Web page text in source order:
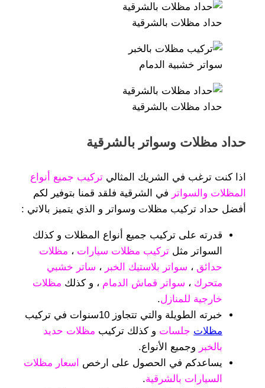
حداد مظلات بالشرقية
سواتر خشبية الدمام
حداد مظلات بالشرقية
حداد مظلات وسواتر بالشرقية
اذا كنت ترغب في الشريك المثالي تركيب جميع أنواع
المظلات والسواتر في الشرقية فلقد قمنا بتوفير لكم
أفضل حداد تركيب مظلات وسواتر و الذي يتميز بالاتي :
قدرته على تركيب جميع أنواع المظلات و كذلك
السواتر مثل تركيب مظلات سيارات ، مظلات
حدائق ، سواتر بلاستيك الخبر ، ساتر خشبي
متحرك ، سواتر قماش الدمام ، و كذلك مظلات
خارجية للمنازل.
خبرته الطويلة والتي تتجاوز 10سنوات في تركيب
مظلات جلسات و كذلك تركيب مظلات حديد
بالخبر وجميع الأنواع.
يساعدكم في الحصول على ارخص اسعار مظلات
السيارات بالشرقية.